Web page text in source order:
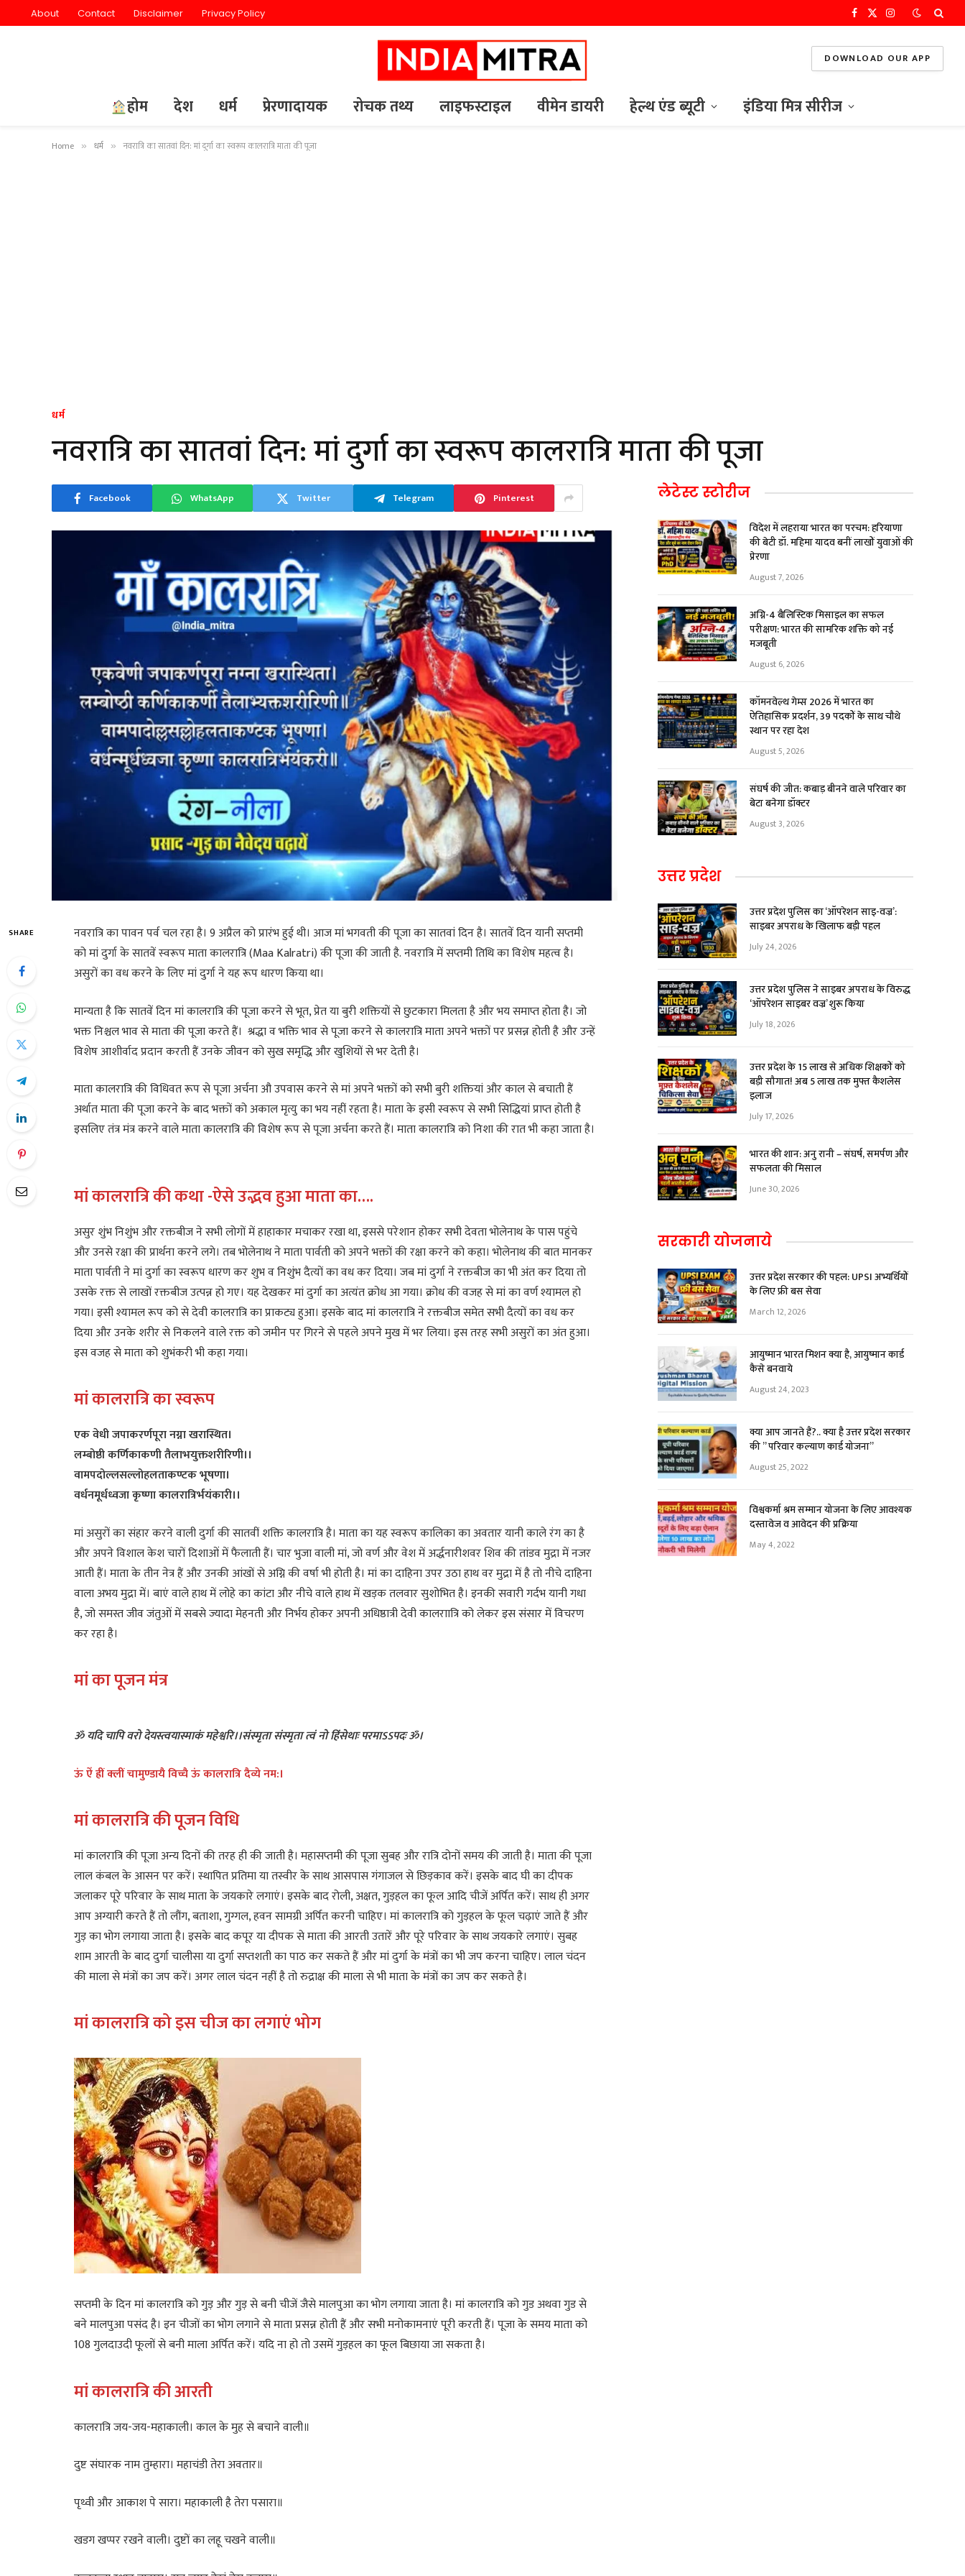
About Contact Disclaimer Privacy Policy Facebook
X
Instagram
DOWNLOAD OUR APP
होम देश धर्म प्रेरणादायक रोचक तथ्य लाइफस्टाइल वीमेन डायरी हेल्थ एंड ब्यूटी इंडिया मित्र सीरीज
Home » धर्म » नवरात्रि का सातवां दिन: मां दुर्गा का स्वरूप कालरात्रि माता की पूजा
धर्म
नवरात्रि का सातवां दिन: मां दुर्गा का स्वरूप कालरात्रि माता की पूजा
Facebook WhatsApp Twitter Telegram Pinterest
SHARE
नवरात्रि का पावन पर्व चल रहा है। 9 अप्रैल को प्रारंभ हुई थी। आज मां भगवती की पूजा का सातवां दिन है। सातवें दिन यानी सप्तमी
को मां दुर्गा के सातवें स्‍वरूप माता कालरात्र‍ि (Maa Kalratri) की पूजा की जाती है. नवरात्रि में सप्तमी तिथि का विशेष महत्व है।
असुरों का वध करने के लिए मां दुर्गा ने यह रूप धारण किया था।
मान्यता है कि सातवें दिन मां कालरात्रि की पूजा करने से भूत, प्रेत या बुरी शक्तियों से छुटकारा मिलता है और भय समाप्त होता है। जो
भक्त निश्चल भाव से माता की पूजा करते हैं। श्रद्धा व भक्ति भाव से पूजा करने से कालरात्रि माता अपने भक्तों पर प्रसन्न होती है और उन्हें
विशेष आशीर्वाद प्रदान करती हैं उनके जीवन को सुख समृद्धि और खुशियों से भर देती है।
माता कालरात्रि की विधिवत रूप से पूजा अर्चना औ उपवास करने से मां अपने भक्तों को सभी बुरी शक्तियां और काल से बचाती हैं
अर्थात माता की पूजा करने के बाद भक्तों को अकाल मृत्यु का भय नहीं रहता है। माता के इसी स्वरूप से सभी सिद्धियां प्राप्त होती है
इसलिए तंत्र मंत्र करने वाले माता कालरात्रि की विशेष रूप से पूजा अर्चना करते हैं। माता कालरात्रि को निशा की रात भी कहा जाता है।
मां कालरात्रि की कथा -ऐसे उद्भव हुआ माता का….
असुर शुंभ निशुंभ और रक्तबीज ने सभी लोगों में हाहाकार मचाकर रखा था, इससे परेशान होकर सभी देवता भोलेनाथ के पास पहुंचे
और उनसे रक्षा की प्रार्थना करने लगे। तब भोलेनाथ ने माता पार्वती को अपने भक्तों की रक्षा करने को कहा। भोलेनाथ की बात मानकर
माता पार्वती ने मां दुर्गा का स्वरूप धारण कर शुभ व निशुंभ दैत्यों का वध कर दिया। जब मां दुर्गा ने रक्तबीज का भी अंत कर दिया तो
उसके रक्त से लाखों रक्तबीज उत्पन्न हो गए। यह देखकर मां दुर्गा का अत्यंत क्रोध आ गया। क्रोध की वजह से मां का वर्ण श्यामल हो
गया। इसी श्यामल रूप को से देवी कालरात्रि का प्राकट्य हुआ। इसके बाद मां कालरात्रि ने रक्तबीज समेत सभी दैत्यों का वध कर
दिया और उनके शरीर से निकलने वाले रक्त को जमीन पर गिरने से पहले अपने मुख में भर लिया। इस तरह सभी असुरों का अंत हुआ।
इस वजह से माता को शुभंकरी भी कहा गया।
मां कालरात्रि का स्वरूप
एक वेधी जपाकरर्णपूरा नग्ना खरास्थित।
लम्बोष्ठी कर्णिकाकणी तैलाभयुक्तशरीरिणी।।
वामपदोल्लसल्लोहलताकण्टक भूषणा।
वर्धनमूर्धध्वजा कृष्णा कालरात्रिर्भयंकारी।।
मां असुरों का संहार करने वाली दुर्गा की सातवीं शक्ति कालरात्रि है। माता का यह स्वरूप कालिका का अवतार यानी काले रंग का है
और अपने विशाल केश चारों दिशाओं में फैलाती हैं। चार भुजा वाली मां, जो वर्ण और वेश में अर्द्धनारीशवर शिव की तांडव मुद्रा में नजर
आती हैं। माता के तीन नेत्र हैं और उनकी आंखों से अग्नि की वर्षा भी होती है। मां का दाहिना उपर उठा हाथ वर मुद्रा में है तो नीचे दाहिना
वाला अभय मुद्रा में। बाएं वाले हाथ में लोहे का कांटा और नीचे वाले हाथ में खड़क तलवार सुशोभित है। इनकी सवारी गर्दभ यानी गधा
है, जो समस्त जीव जंतुओं में सबसे ज्यादा मेहनती और निर्भय होकर अपनी अधिष्ठात्री देवी कालराात्रि को लेकर इस संसार में विचरण
कर रहा है।
मां का पूजन मंत्र
ॐ यदि चापि वरो देयस्त्वयास्माकं महेश्वरि।।संस्मृता संस्मृता त्वं नो हिंसेथाः परमाऽऽपदः ॐ।
ऊं ऐं ह्रीं क्लीं चामुण्डायै विच्चै ऊं कालरात्रि दैव्ये नम:।
मां कालरात्रि की पूजन विधि
मां कालरात्रि की पूजा अन्य दिनों की तरह ही की जाती है। महासप्तमी की पूजा सुबह और रात्रि दोनों समय की जाती है। माता की पूजा
लाल कंबल के आसन पर करें। स्थापित प्रतिमा या तस्वीर के साथ आसपास गंगाजल से छिड़काव करें। इसके बाद घी का दीपक
जलाकर पूरे परिवार के साथ माता के जयकारे लगाएं। इसके बाद रोली, अक्षत, गुड़हल का फूल आदि चीजें अर्पित करें। साथ ही अगर
आप अग्यारी करते हैं तो लौंग, बताशा, गुग्गल, हवन सामग्री अर्पित करनी चाहिए। मां कालरात्रि को गुड़हल के फूल चढ़ाएं जाते हैं और
गुड़ का भोग लगाया जाता है। इसके बाद कपूर या दीपक से माता की आरती उतारें और पूरे परिवार के साथ जयकारे लगाएं। सुबह
शाम आरती के बाद दुर्गा चालीसा या दुर्गा सप्तशती का पाठ कर सकते हैं और मां दुर्गा के मंत्रों का भी जप करना चाहिए। लाल चंदन
की माला से मंत्रों का जप करें। अगर लाल चंदन नहीं है तो रुद्राक्ष की माला से भी माता के मंत्रों का जप कर सकते है।
मां कालरात्रि को इस चीज का लगाएंभोग
सप्तमी के दिन मां कालरात्रि को गुड़ और गुड़ से बनी चीजें जैसे मालपुआ का भोग लगाया जाता है। मां कालरात्रि को गुड अथवा गुड से
बने मालपुआ पसंद है। इन चीजों का भोग लगाने से माता प्रसन्न होती हैं और सभी मनोकामनाएं पूरी करती हैं। पूजा के समय माता को
108 गुलदाउदी फूलों से बनी माला अर्पित करें। यदि ना हो तो उसमें गुड़हल का फूल बिछाया जा सकता है।
मां कालरात्रि की आरती
कालरात्रि जय-जय-महाकाली। काल के मुह से बचाने वाली॥
दुष्ट संघारक नाम तुम्हारा। महाचंडी तेरा अवतार॥
पृथ्वी और आकाश पे सारा। महाकाली है तेरा पसारा॥
खडग खप्पर रखने वाली। दुष्टों का लहू चखने वाली॥
लेटेस्ट स्टोरीज
विदेश में लहराया भारत का परचम: हरियाणा
की बेटी डॉ. महिमा यादव बनीं लाखों युवाओं की
प्रेरणा
August 7, 2026
अग्नि-4 बैलिस्टिक मिसाइल का सफल
परीक्षण: भारत की सामरिक शक्ति को नई
मजबूती
August 6, 2026
कॉमनवेल्थ गेम्स 2026 में भारत का
ऐतिहासिक प्रदर्शन, 39 पदकों के साथ चौथे
स्थान पर रहा देश
August 5, 2026
संघर्ष की जीत: कबाड़ बीनने वाले परिवार का
बेटा बनेगा डॉक्टर
August 3, 2026
उत्तर प्रदेश
उत्तर प्रदेश पुलिस का ‘ऑपरेशन साइ-वज्र’:
साइबर अपराध के खिलाफ बड़ी पहल
July 24, 2026
उत्तर प्रदेश पुलिस ने साइबर अपराध के विरुद्ध
‘ऑपरेशन साइबर वज्र’ शुरू किया
July 18, 2026
उत्तर प्रदेश के 15 लाख से अधिक शिक्षकों को
बड़ी सौगात! अब ₹5 लाख तक मुफ्त कैशलेस
इलाज
July 17, 2026
भारत की शान: अनु रानी – संघर्ष, समर्पण और
सफलता की मिसाल
June 30, 2026
सरकारी योजनाये
उत्तर प्रदेश सरकार की पहल: UPSI अभ्यर्थियों
के लिए फ्री बस सेवा
March 12, 2026
आयुष्मान भारत मिशन क्या है, आयुष्मान कार्ड
कैसे बनवाये
August 24, 2023
क्या आप जानते हैं?.. क्या है उत्तर प्रदेश सरकार
की ” परिवार कल्याण कार्ड योजना”
August 25, 2022
विश्वकर्मा श्रम सम्मान योजना के लिए आवश्यक
दस्तावेज व आवेदन की प्रक्रिया
May 4, 2022